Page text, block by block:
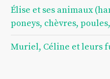
Élise et ses animaux
poneys, chèvres,
Muriel, Céline et leurs